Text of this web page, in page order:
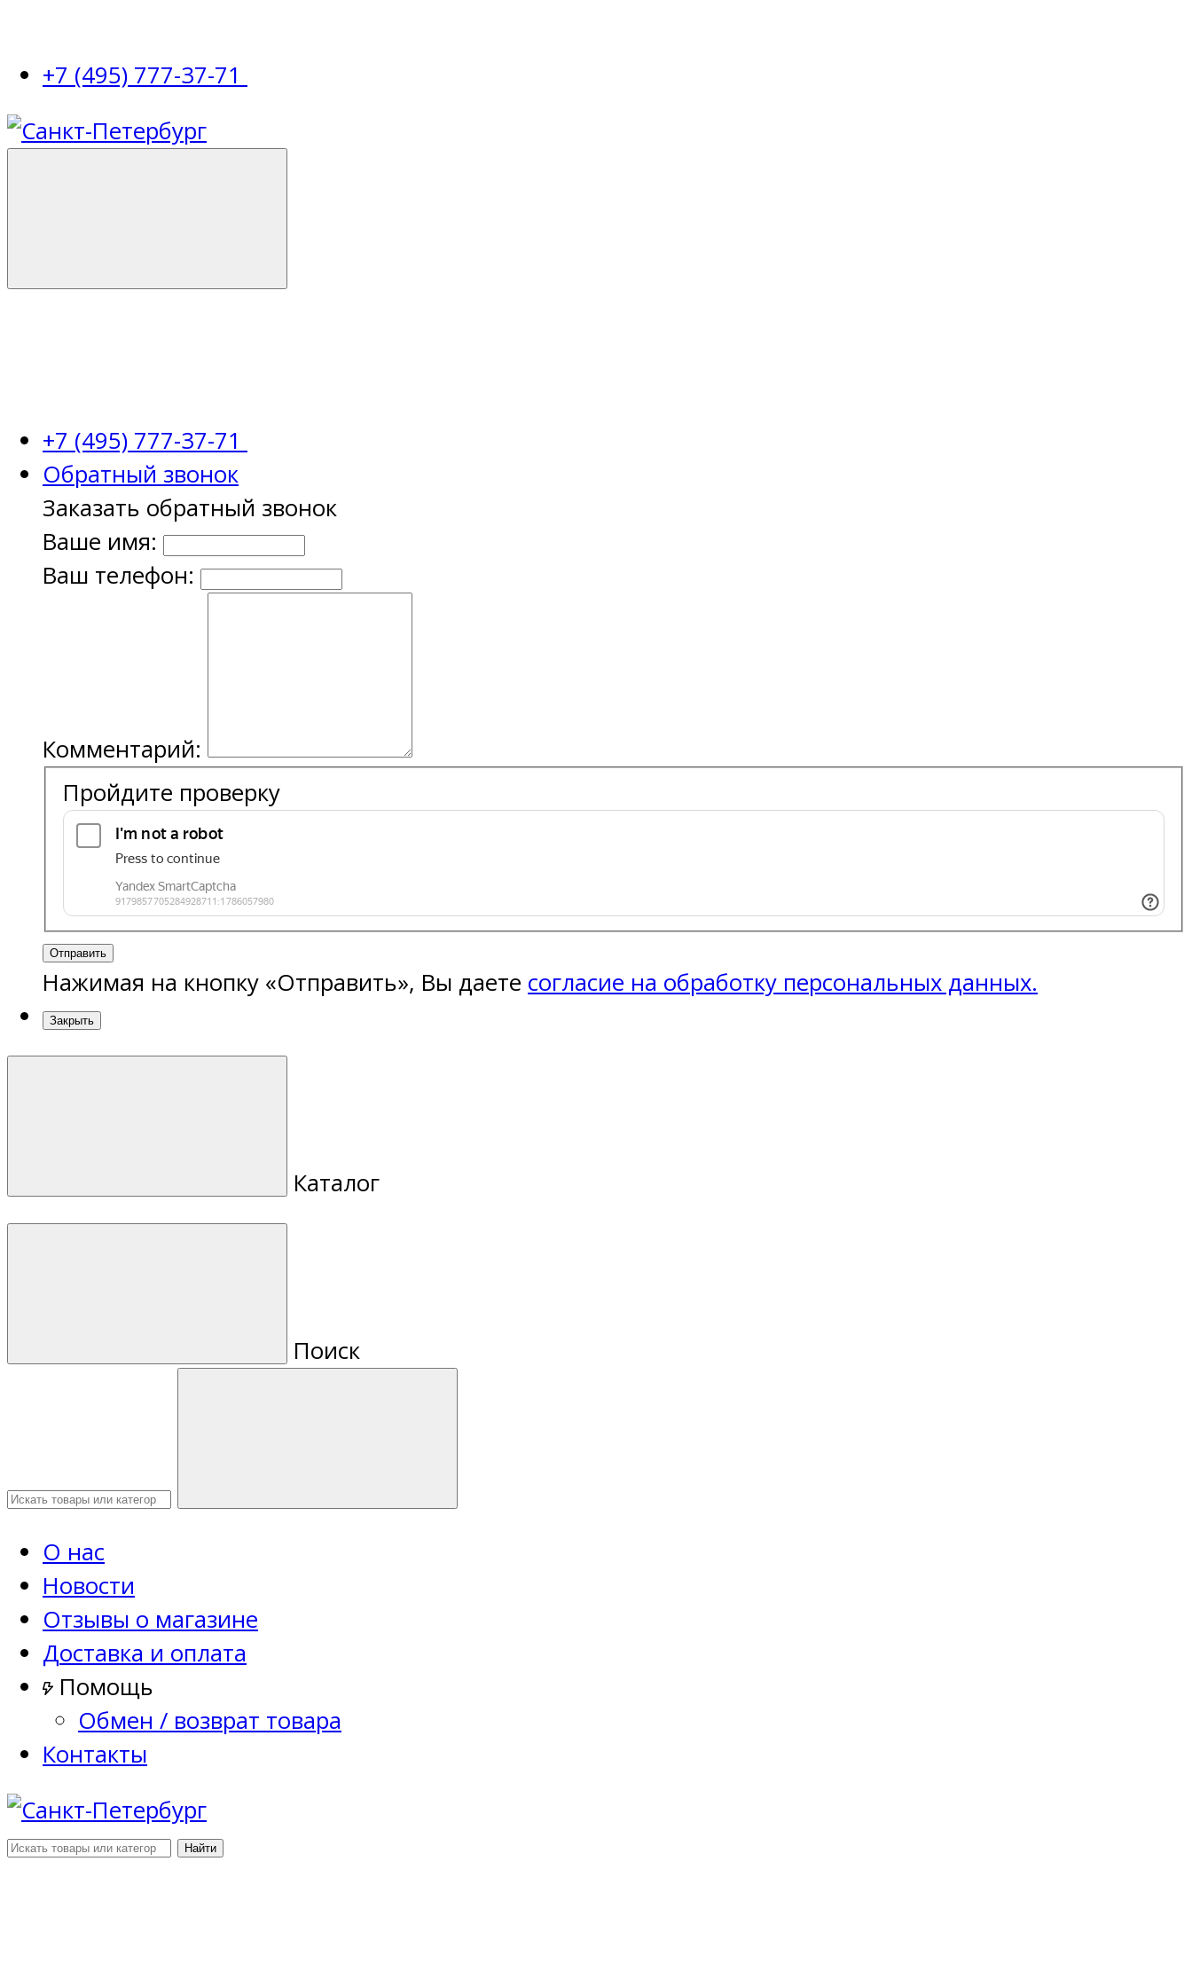
+7 (495) 777-37-71
+7 (495) 777-37-71
Обратный звонок
Заказать обратный звонок
Ваше имя:
Ваш телефон:
Комментарий:
Пройдите проверку
Отправить
Нажимая на кнопку «Отправить», Вы даете согласие на обработку персональных данных.
Закрыть
Каталог
Поиск
О нас
Новости
Отзывы о магазине
Доставка и оплата
Помощь
Обмен / возврат товара
Контакты
Найти